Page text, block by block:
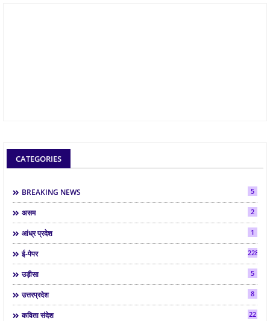
CATEGORIES
BREAKING NEWS 5
असम 2
आंध्र प्रदेश 1
ई-पेपर 2286
उड़ीसा 5
उत्तरप्रदेश 8
कविता संदेश 22